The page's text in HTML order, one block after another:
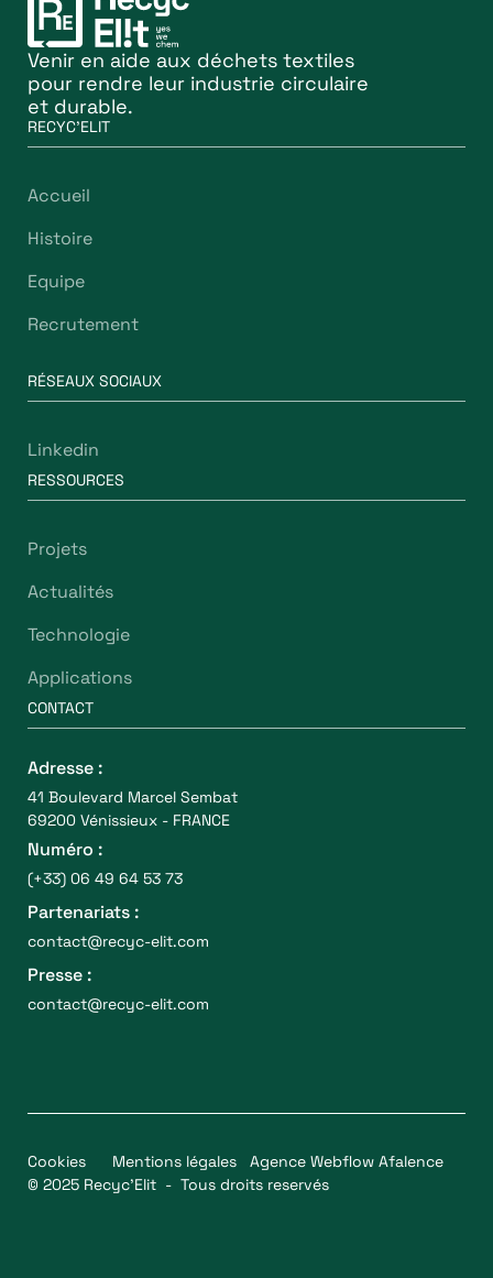
Venir en aide aux déchets textiles
pour rendre leur industrie circulaire
et durable.
RECYC'ELIT
Accueil
Histoire
Equipe
Recrutement
RÉSEAUX SOCIAUX
Linkedin
RESSOURCES
Projets
Actualités
Technologie
Applications
CONTACT
Adresse :
41 Boulevard Marcel Sembat
69200 Vénissieux - FRANCE
Numéro :
(+33) 06 49 64 53 73
Partenariats :
contact@recyc-elit.com
Presse :
contact@recyc-elit.com
© 2025 Recyc’Elit - Tous droits reservés
Cookies Mentions légales Agence Webflow Afalence